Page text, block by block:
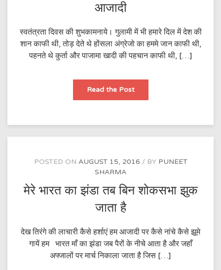
आजादी
स्वतंत्रता दिवस की शुभकामनाये। गुलामी में भी हमारे दिल में देश की
शान काफी थी, तोड़ देते थे होंसला अंग्रेजो का हममे जान काफी थी,
पहनते थे कुर्ता और पाजामा खादी की पहचान काफी थी, […]
Read the Postआजादी
POSTED ON AUGUST 15, 2016 BY PUNEET
SHARMA
मेरे भारत का झंडा तब बिन शोकसभा झुक
जाता है
देख तिरंगे की लाचारी कैसे हर्शाएं हम आजादी पर कैसे नांचे कैसे झूमे
गायें हम भारत माँ का झंडा जब पैरों के नीचे आता है और जहाँ
अफ्जालों पर मार्च निकाला जाता है जिस […]